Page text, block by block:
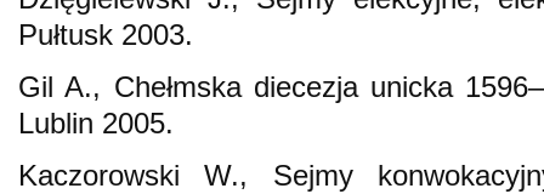
Pułtusk 2003.
Gil A., Chełmska diecezja unicka
Lublin 2005.
Kaczorowski W., Sejmy